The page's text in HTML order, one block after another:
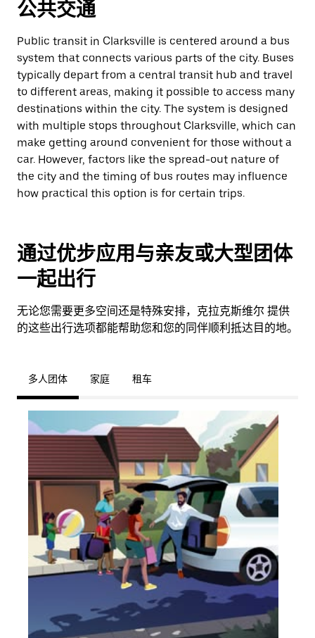
公共交通
Public transit in Clarksville is centered around a bus
system that connects various parts of the city. Buses
typically depart from a central transit hub and travel
to different areas, making it possible to access many
destinations within the city. The system is designed
with multiple stops throughout Clarksville, which can
make getting around convenient for those without a
car. However, factors like the spread-out nature of
the city and the timing of bus routes may influence
how practical this option is for certain trips.
通过优步应用与亲友或大型团体
一起出行
无论您需要更多空间还是特殊安排，克拉克斯维尔 提供
的这些出行选项都能帮助您和您的同伴顺利抵达目的地。
多人团体 家庭 租车